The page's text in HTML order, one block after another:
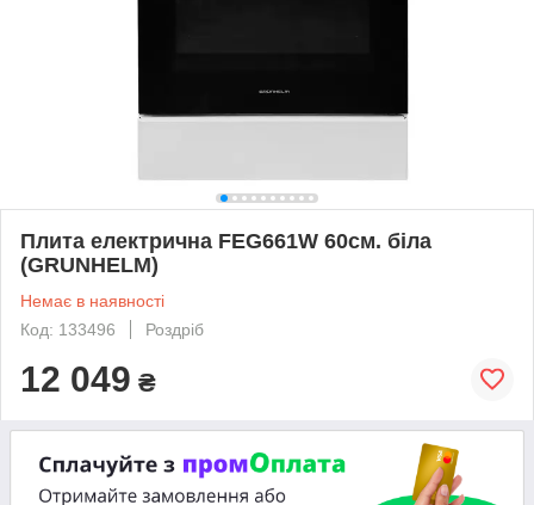
Плита електрична FEG661W 60см. біла
(GRUNHELM)
Немає в наявності
Код: 133496
Роздріб
12 049 ₴